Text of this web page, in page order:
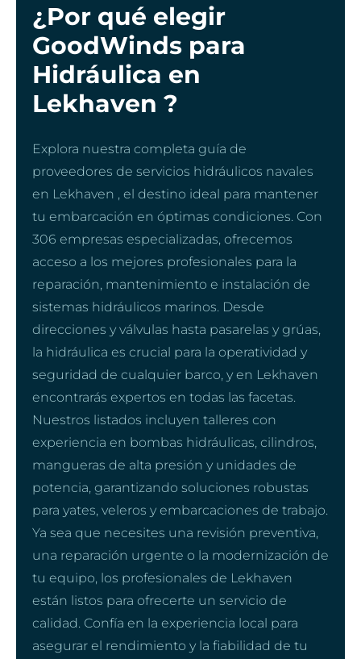
¿Por qué elegir
GoodWinds para
Hidráulica en
Lekhaven ?
Explora nuestra completa guía de
proveedores de servicios hidráulicos navales
en Lekhaven , el destino ideal para mantener
tu embarcación en óptimas condiciones. Con
306 empresas especializadas, ofrecemos
acceso a los mejores profesionales para la
reparación, mantenimiento e instalación de
sistemas hidráulicos marinos. Desde
direcciones y válvulas hasta pasarelas y grúas,
la hidráulica es crucial para la operatividad y
seguridad de cualquier barco, y en Lekhaven
encontrarás expertos en todas las facetas.
Nuestros listados incluyen talleres con
experiencia en bombas hidráulicas, cilindros,
mangueras de alta presión y unidades de
potencia, garantizando soluciones robustas
para yates, veleros y embarcaciones de trabajo.
Ya sea que necesites una revisión preventiva,
una reparación urgente o la modernización de
tu equipo, los profesionales de Lekhaven
están listos para ofrecerte un servicio de
calidad. Confía en la experiencia local para
asegurar el rendimiento y la fiabilidad de tu